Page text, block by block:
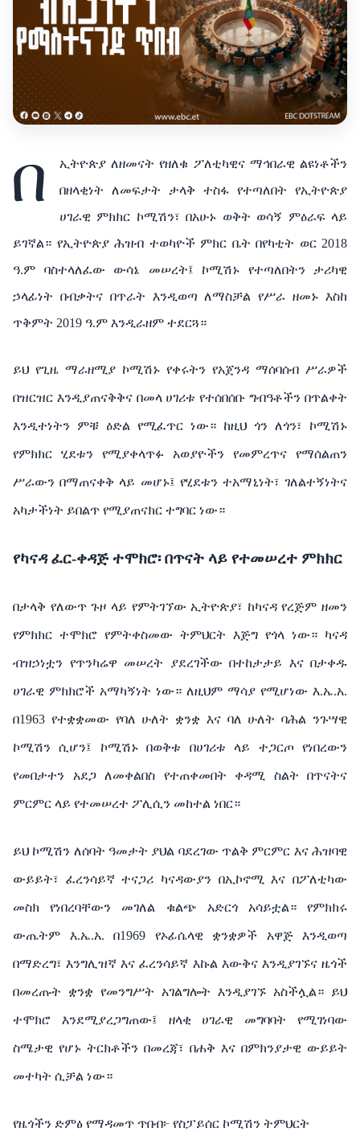
በ
ኢትዮጵያ ለዘመናት የዘለቁ ፖለቲካዊና ማኅበራዊ ልዩነቶችን
በዘላቂነት ለመፍታት ታላቅ ተስፋ የተጣለበት የኢትዮጵያ
ሀገራዊ ምክክር ኮሚሽን፣ በአሁኑ ወቅት ወሳኝ ምዕራፍ ላይ
ይገኛል። የኢትዮጵያ ሕዝብ ተወካዮች ምክር ቤት በየካቲት ወር 2018
ዓ.ም ባስተላለፈው ውሳኔ መሠረት፤ ኮሚሽኑ የተጣለበትን ታሪካዊ
ኃላፊነት በብቃትና በጥራት እንዲወጣ ለማስቻል የሥራ ዘመኑ እስከ
ጥቅምት 2019 ዓ.ም እንዲራዘም ተደርጓ።
ይህ የጊዜ ማራዘሚያ ኮሚሽኑ የቀሩትን የአጀንዳ ማሰባሰብ ሥራዎች
በዝርዝር እንዲያጠናቅቅና በመላ ሀገሪቱ የተሰበሰቡ ግብዓቶችን በጥልቀት
እንዲተነትን ምቹ ዕድል የሚፈጥር ነው። ከዚህ ጎን ለጎን፣ ኮሚሽኑ
የምክክር ሂደቱን የሚያቀላጥፉ አወያዮችን የመምረጥና የማሰልጠን
ሥራውን በማጠናቀቅ ላይ መሆኑ፤ የሂደቱን ተአማኒነት፣ ገለልተኝነትና
አካታችነት ይበልጥ የሚያጠናክር ተግባር ነው።
የካናዳ ፈር-ቀዳጅ ተሞክሮ፡ በጥናት ላይ የተመሠረተ ምክክር
በታላቅ የለውጥ ጉዞ ላይ የምትገኘው ኢትዮጵያ፣ ከካናዳ የረጅም ዘመን
የምክክር ተሞክሮ የምትቀስመው ትምህርት እጅግ የጎላ ነው። ካናዳ
ብዝኃነቷን የጥንካሬዋ መሠረት ያደረገችው በተከታታይ እና በታቀዱ
ሀገራዊ ምክክሮች አማካኝነት ነው። ለዚህም ማሳያ የሚሆነው እ.ኤ.አ.
በ1963 የተቋቋመው የባለ ሁለት ቋንቋ እና ባለ ሁለት ባሕል ንጉሣዊ
ኮሚሽን ሲሆን፤ ኮሚሽኑ በወቅቱ በሀገሪቱ ላይ ተጋርጦ የነበረውን
የመበታተን አደጋ ለመቀልበስ የተጠቀመበት ቀዳሚ ስልት በጥናትና
ምርምር ላይ የተመሠረተ ፖሊሲን መከተል ነበር።
ይህ ኮሚሽን ለሰባት ዓመታት ያህል ባደረገው ጥልቅ ምርምር እና ሕዝባዊ
ውይይት፣ ፈረንሳይኛ ተናጋሪ ካናዳውያን በኢኮኖሚ እና በፖለቲካው
መስክ የነበረባቸውን መገለል ቁልጭ አድርጎ አሳይቷል። የምክክሩ
ውጤትም እ.ኤ.አ. በ1969 የኦፊሴላዊ ቋንቋዎች አዋጅ እንዲወጣ
በማድረግ፣ እንግሊዝኛ እና ፈረንሳይኛ እኩል እውቅና እንዲያገኙና ዜጎች
በመረጡት ቋንቋ የመንግሥት አገልግሎት እንዲያገኙ አስችሏል። ይህ
ተሞክሮ እንደሚያረጋግጠው፤ ዘላቂ ሀገራዊ መግባባት የሚገነባው
ስሜታዊ የሆኑ ትርክቶችን በመረጃ፣ በሐቅ እና በምክንያታዊ ውይይት
መተካት ሲቻል ነው።
የዜጎችን ድምፅ የማዳመጥ ጥበብ፦ የስፓይሰር ኮሚሽን ትምህርት